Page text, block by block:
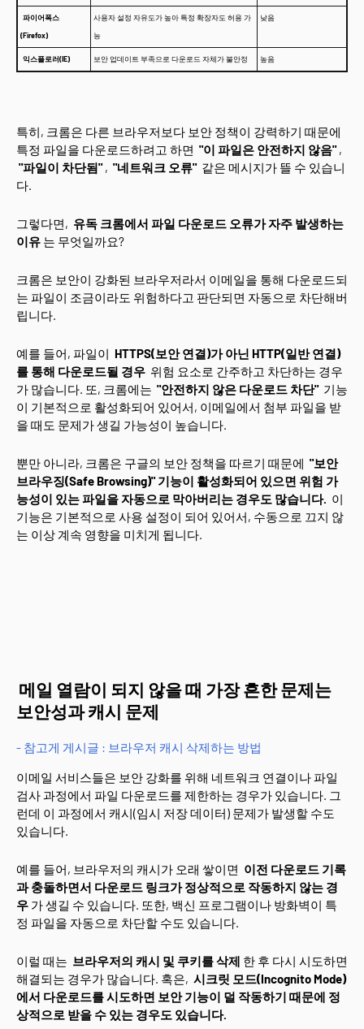
파이어폭스
(Firefox)
사용자 설정 자유도가 높아 특정 확장자도 허용 가
능
낮음
익스플로러(IE) 보안 업데이트 부족으로 다운로드 자체가 불안정 높음
특히, 크롬은 다른 브라우저보다 보안 정책이 강력하기 때문에
특정 파일을 다운로드하려고 하면 "이 파일은 안전하지 않음" ,
"파일이 차단됨" , "네트워크 오류" 같은 메시지가 뜰 수 있습니
다.
그렇다면, 유독 크롬에서 파일 다운로드 오류가 자주 발생하는
이유 는 무엇일까요?
크롬은 보안이 강화된 브라우저라서 이메일을 통해 다운로드되
는 파일이 조금이라도 위험하다고 판단되면 자동으로 차단해버
립니다.
예를 들어, 파일이 HTTPS(보안 연결)가 아닌 HTTP(일반 연결)
를 통해 다운로드될 경우 위험 요소로 간주하고 차단하는 경우
가 많습니다. 또, 크롬에는 "안전하지 않은 다운로드 차단" 기능
이 기본적으로 활성화되어 있어서, 이메일에서 첨부 파일을 받
을 때도 문제가 생길 가능성이 높습니다.
뿐만 아니라, 크롬은 구글의 보안 정책을 따르기 때문에 "보안
브라우징(Safe Browsing)" 기능이 활성화되어 있으면 위험 가
능성이 있는 파일을 자동으로 막아버리는 경우도 많습니다. 이
기능은 기본적으로 사용 설정이 되어 있어서, 수동으로 끄지 않
는 이상 계속 영향을 미치게 됩니다.
메일 열람이 되지 않을 때 가장 흔한 문제는
보안성과 캐시 문제
- 참고게 게시글 : 브라우저 캐시 삭제하는 방법
이메일 서비스들은 보안 강화를 위해 네트워크 연결이나 파일
검사 과정에서 파일 다운로드를 제한하는 경우가 있습니다. 그
런데 이 과정에서 캐시(임시 저장 데이터) 문제가 발생할 수도
있습니다.
예를 들어, 브라우저의 캐시가 오래 쌓이면 이전 다운로드 기록
과 충돌하면서 다운로드 링크가 정상적으로 작동하지 않는 경
우 가 생길 수 있습니다. 또한, 백신 프로그램이나 방화벽이 특
정 파일을 자동으로 차단할 수도 있습니다.
이럴 때는 브라우저의 캐시 및 쿠키를 삭제 한 후 다시 시도하면
해결되는 경우가 많습니다. 혹은, 시크릿 모드(Incognito Mode)
에서 다운로드를 시도하면 보안 기능이 덜 작동하기 때문에 정
상적으로 받을 수 있는 경우도 있습니다.